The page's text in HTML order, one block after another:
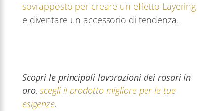
sovrapposto per creare un effetto Layering
e diventare un accessorio di tendenza.
Scopri le principali lavorazioni dei rosari in
oro: scegli il prodotto migliore per le tue
esigenze.